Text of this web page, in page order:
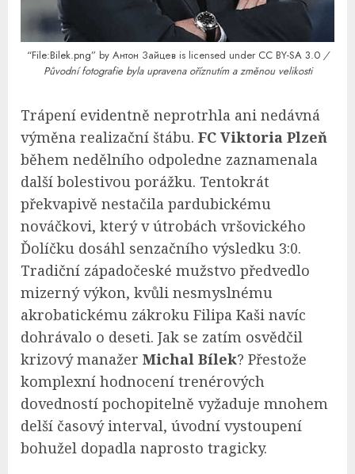
“File:Bilek.png” by Антон Зайцев is licensed under CC BY-SA 3.0 /
Původní fotografie byla upravena oříznutím a změnou velikosti
Trápení evidentně neprotrhla ani nedávná
výměna realizační štábu. FC Viktoria Plzeň
během nedělního odpoledne zaznamenala
další bolestivou porážku. Tentokrát
překvapivě nestačila pardubickému
nováčkovi, který v útrobách vršovického
Ďolíčku dosáhl senzačního výsledku 3:0.
Tradiční západočeské mužstvo předvedlo
mizerný výkon, kvůli nesmyslnému
akrobatickému zákroku Filipa Kaši navíc
dohrávalo o deseti. Jak se zatím osvědčil
krizový manažer Michal Bílek? Přestože
komplexní hodnocení trenérových
dovedností pochopitelně vyžaduje mnohem
delší časový interval, úvodní vystoupení
bohužel dopadla naprosto tragicky.